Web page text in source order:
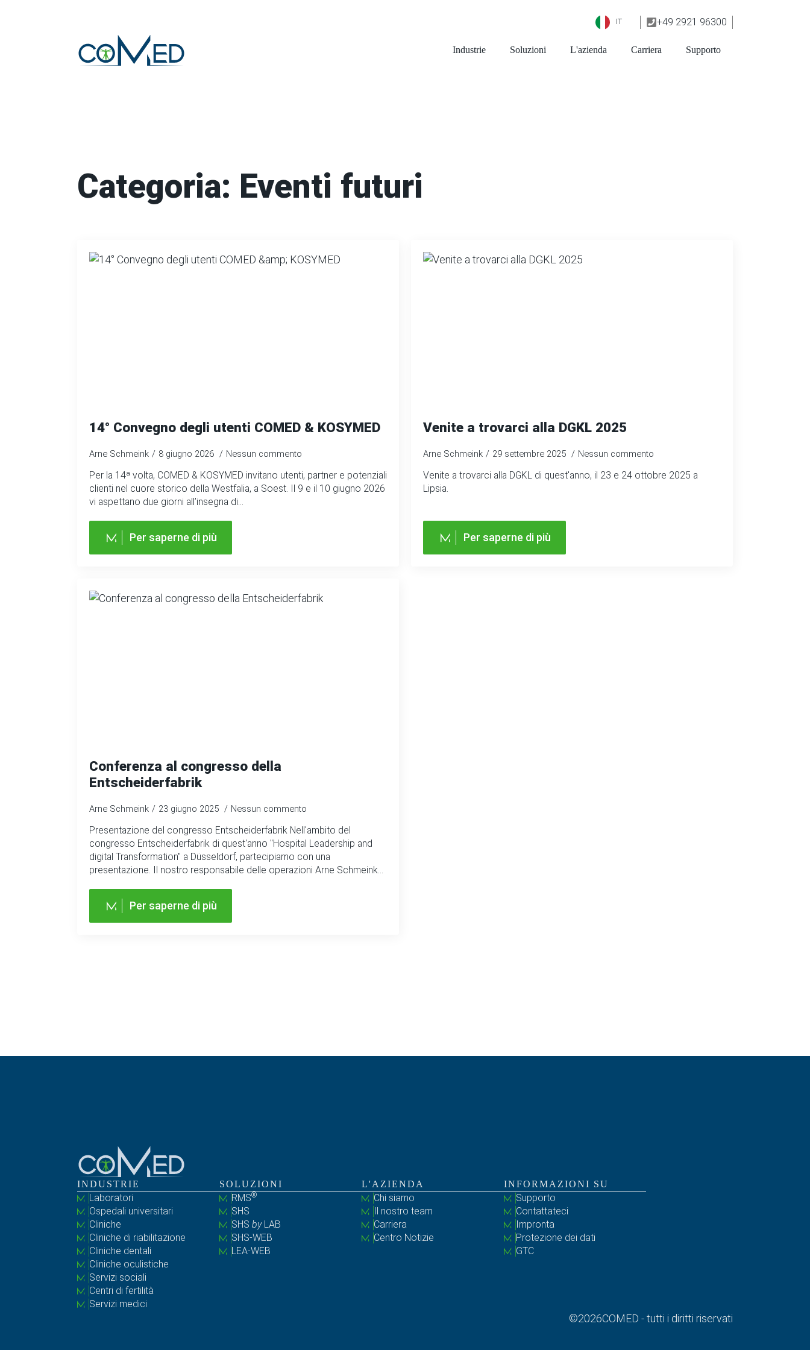
IT +49 2921 96300
Industrie Soluzioni L'azienda Carriera Supporto
Categoria: Eventi futuri
14° Convegno degli utenti COMED & KOSYMED
Arne Schmeink 8 giugno 2026 Nessun commento
Per la 14ª volta, COMED & KOSYMED invitano utenti, partner e potenziali
clienti nel cuore storico della Westfalia, a Soest. Il 9 e il 10 giugno 2026
vi aspettano due giorni all’insegna di…
Per saperne di più
Venite a trovarci alla DGKL 2025
Arne Schmeink 29 settembre 2025 Nessun commento
Venite a trovarci alla DGKL di quest'anno, il 23 e 24 ottobre 2025 a
Lipsia.
Per saperne di più
Conferenza al congresso della
Entscheiderfabrik
Arne Schmeink 23 giugno 2025 Nessun commento
Presentazione del congresso Entscheiderfabrik Nell'ambito del
congresso Entscheiderfabrik di quest'anno "Hospital Leadership and
digital Transformation" a Düsseldorf, partecipiamo con una
presentazione. Il nostro responsabile delle operazioni Arne Schmeink...
Per saperne di più
INDUSTRIE
Laboratori
Ospedali universitari
Cliniche
Cliniche di riabilitazione
Cliniche dentali
Cliniche oculistiche
Servizi sociali
Centri di fertilità
Servizi medici
SOLUZIONI
RMS®
SHS
SHS byLAB
SHS-WEB
LEA-WEB
L'AZIENDA
Chi siamo
Il nostro team
Carriera
Centro Notizie
INFORMAZIONI SU
Supporto
Contattateci
Impronta
Protezione dei dati
GTC
©2026COMED - tutti i diritti riservati